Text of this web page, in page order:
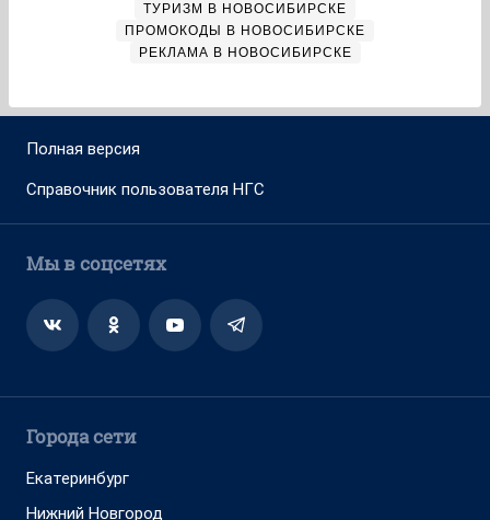
ТУРИЗМ В НОВОСИБИРСКЕ
ПРОМОКОДЫ В НОВОСИБИРСКЕ
РЕКЛАМА В НОВОСИБИРСКЕ
Полная версия
Справочник пользователя НГС
Мы в соцсетях
Города сети
Екатеринбург
Нижний Новгород